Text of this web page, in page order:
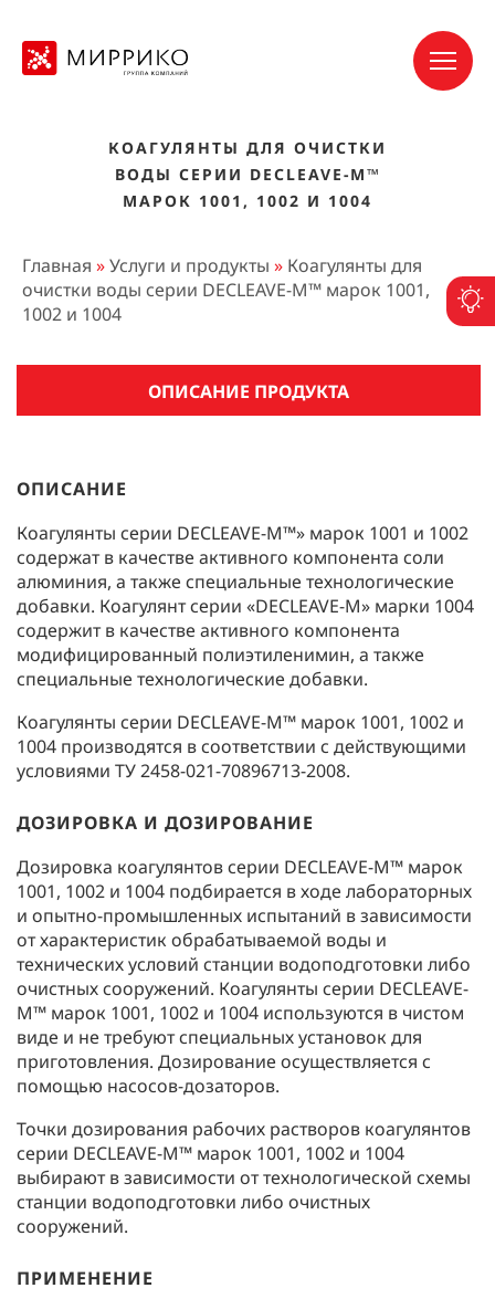
КОАГУЛЯНТЫ ДЛЯ ОЧИСТКИ
ВОДЫ СЕРИИ DECLEAVE-M™
МАРОК 1001, 1002 И 1004
Главная »Услуги и продукты » Коагулянты для
очистки воды серии DECLEAVE-M™ марок 1001,
1002 и 1004
ОПИСАНИЕ ПРОДУКТА
ОПИСАНИЕ
Коагулянты серии DECLEAVE-M™» марок 1001 и 1002
содержат в качестве активного компонента соли
алюминия, а также специальные технологические
добавки. Коагулянт серии «DECLEAVE-M» марки 1004
содержит в качестве активного компонента
модифицированный полиэтиленимин, а также
специальные технологические добавки.
Коагулянты серии DECLEAVE-M™ марок 1001, 1002 и
1004 производятся в соответствии с действующими
условиями ТУ 2458-021-70896713-2008.
ДОЗИРОВКА И ДОЗИРОВАНИЕ
Дозировка коагулянтов серии DECLEAVE-M™ марок
1001, 1002 и 1004 подбирается в ходе лабораторных
и опытно-промышленных испытаний в зависимости
от характеристик обрабатываемой воды и
технических условий станции водоподготовки либо
очистных сооружений. Коагулянты серии DECLEAVE-
M™ марок 1001, 1002 и 1004 используются в чистом
виде и не требуют специальных установок для
приготовления. Дозирование осуществляется с
помощью насосов-дозаторов.
Точки дозирования рабочих растворов коагулянтов
серии DECLEAVE-M™ марок 1001, 1002 и 1004
выбирают в зависимости от технологической схемы
станции водоподготовки либо очистных
сооружений.
ПРИМЕНЕНИЕ